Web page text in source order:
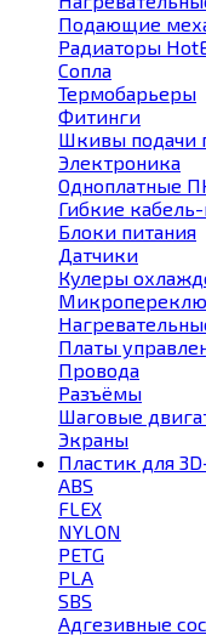
Подающие
Радиаторы
Сопла
Термобарьеры
Фитинги
Шкивы подачи
Электроника
Одноплатные
Гибкие
Блоки питания
Датчики
Кулеры
Платы
Провода
Разъёмы
Шаговые
Экраны
Пластик для
ABS
FLEX
NYLON
PETG
PLA
SBS
Адгезивные